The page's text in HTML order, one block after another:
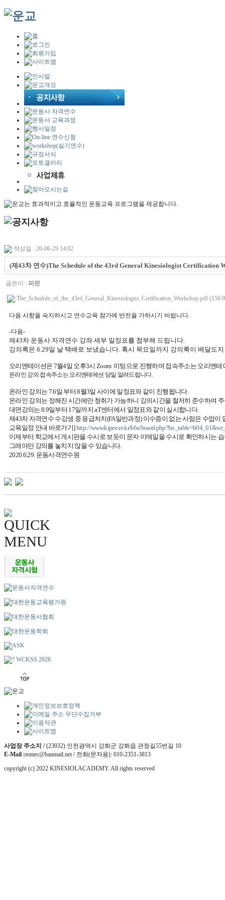
작성일 : 20-06-29 14:02
(제43차 연수)The Schedule of the 43rd General Kinesiologist Certification
글쓴이 : 피핀
The_Schedule_of_the_43rd_General_Kinesiologist_Certification_Workshop.pdf
다음 사항을 숙지하시고 연수교육 참가에 반전을 가하시기 바랍니다.
-다음-
제43차 운동사 자격연수 강좌 세부 일정표를 첩부해 드립니다.
강의록은 6.29일 날 택배로 보냈습니다. 혹시 목요일까지 강의록이 배달도
오리엔테이션은 7월4일 오후3시 Zoom 미팅으로 진행하며 접속주소는 오리엔테
온라인 강의 접속주소는 오리엔테에션 당일 알려드립니다.
온라인 강의는 7.6일 부터 8월3일 사이에 일정표와 같이 진행됩니다.
온라인 강의는 정해진 시간에만 청취가 가능하니 강의시간을 철저히 준수하여
대면강의는 8.9일부터 17일까지 aT센터에서 일정표와 같이 실시합니다.
제43차 자격연수 수강생 중 응급처치(FA일반과정) 이수증이 없는 사람은 수업
교육일정 안내 바로가기]http://www.kipee.re.kr/bbs/
이제부터 학교에서 게시판을 수시로 보듯이 문자 이메일을 수시로 확인하시는
그래야만 강의를 놓치지 않을 수 있습니다.
2020.6.29. 운동사격연수원
사업장 주소지 /(23032) 인천광역시 강화군 강화읍 관청길55번길 10
E-Mail :tomec@hanmail.net / 전화(문자용): 010-2351-3813
copyright (c) 2022 KINESIOLACADEMY. All rights reserved